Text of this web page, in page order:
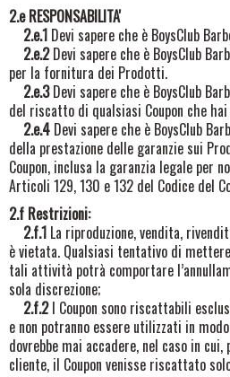
2.e RESPONSABILITA'
2.e.1 Devi sapere che è BoysClub
2.e.2Devi sapere che è BoysClub
per la fornitura dei Prodotti.
2.e.3Devi sapere che è BoysClub
del riscatto di qualsiasi Coupon che
2.e.4 Devi sapere che è BoysClub
della prestazione delle garanzie sui
Coupon, inclusa la garanzia legale per
Articoli 129, 130 e 132 del Codice del
2.f Restrizioni:
2.f.1 La riproduzione, vendita,
è vietata. Qualsiasi tentativo di
tali attività potrà comportare
sola discrezione;
2.f.2I Coupon sono riscattabili
e non potranno essere utilizzati in
dovrebbe mai accadere, nel caso in
cliente, il Coupon venisse riscattato